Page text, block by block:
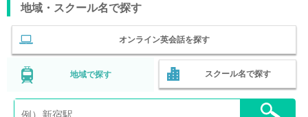
地域・スクール名で探す
オンライン英会話を探す
地域で探す スクール名で探す